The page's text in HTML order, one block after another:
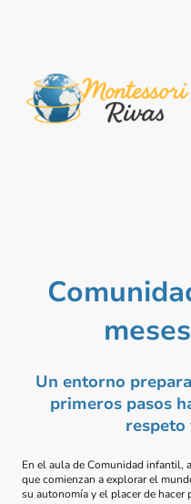
Un entorno
primeros pasos
respeto
En el aula de Comunidad infantil,
que comienzan a explorar el
su autonomía y el placer de hacer